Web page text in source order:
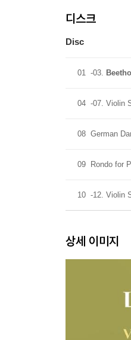
디스크
Disc
01 -03.
04 -07. Violin
08 German
09 Rondo for
10 -12. Violin
상세 이미지